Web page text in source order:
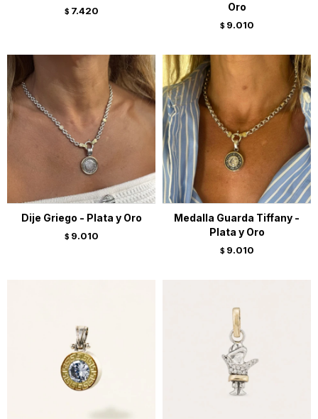
$ 7.420
Oro
$ 9.010
Dije Griego - Plata y Oro
$ 9.010
Medalla Guarda Tiffany -
Plata y Oro
$ 9.010